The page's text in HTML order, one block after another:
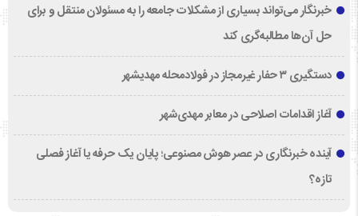
خبرنگار می‌تواند بسیاری از مشکلات جامعه را به مسئولان منتقل و برای
حل آن‌ها مطالبه‌گری کند
دستگیری ۳ حفار غیرمجاز در فولادمحله مهدیشهر
آغاز اقدامات اصلاحی در معابر مهدی‌شهر
آینده خبرنگاری در عصر هوش مصنوعی؛ پایان یک حرفه یا آغاز فصلی
تازه؟